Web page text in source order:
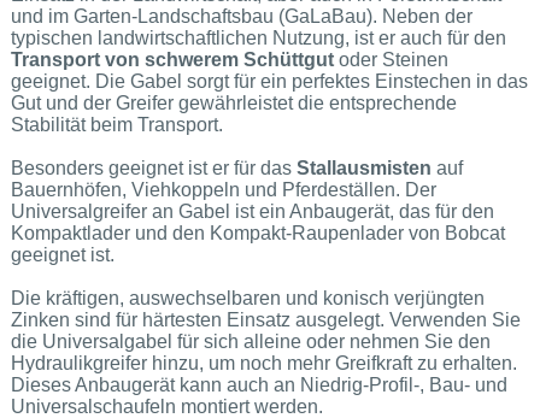
und im Garten-Landschaftsbau (GaLaBau). Neben der
typischen landwirtschaftlichen Nutzung, ist er auch für den
Transport von schwerem Schüttgutoder Steinen
geeignet. Die Gabel sorgt für ein perfektes Einstechen in das
Gut und der Greifer gewährleistet die entsprechende
Stabilität beim Transport.
Besonders geeignet ist er für das Stallausmisten auf
Bauernhöfen, Viehkoppeln und Pferdeställen. Der
Universalgreifer an Gabel ist ein Anbaugerät, das für den
Kompaktlader und den Kompakt-Raupenlader von Bobcat
geeignet ist.
Die kräftigen, auswechselbaren und konisch verjüngten
Zinken sind für härtesten Einsatz ausgelegt. Verwenden Sie
die Universalgabel für sich alleine oder nehmen Sie den
Hydraulikgreifer hinzu, um noch mehr Greifkraft zu erhalten.
Dieses Anbaugerät kann auch an Niedrig-Profil-, Bau- und
Universalschaufeln montiert werden.